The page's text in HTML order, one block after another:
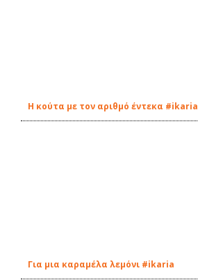
Η κούτα με τον αριθμό έντεκα #ikaria
Για μια καραμέλα λεμόνι #ikaria